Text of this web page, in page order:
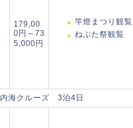
179,00
0円～73
5,000円
竿燈まつり観覧
ねぶた祭観覧
海クルーズ 3泊4日